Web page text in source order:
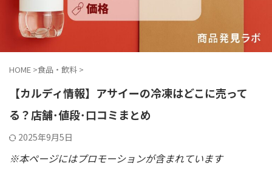
HOME >食品・飲料 >
【カルディ情報】アサイーの冷凍はどこに売って
る？店舗･値段･口コミまとめ
2025年9月5日
※本ページにはプロモーションが含まれています